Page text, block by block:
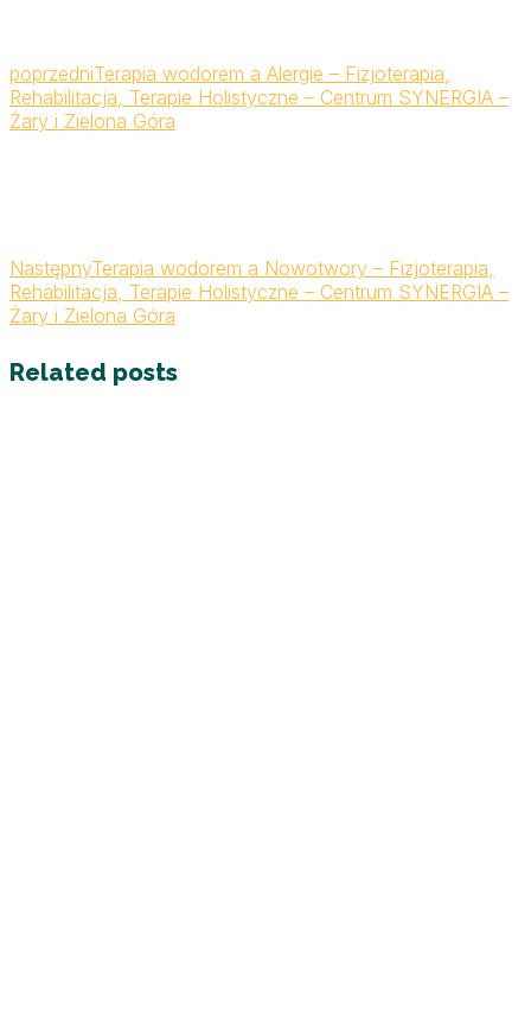
poprzedniTerapia wodorem a Alergie – Fizjoterapia,
Rehabilitacja, Terapie Holistyczne – Centrum SYNERGIA –
Żary i Zielona Góra
NastępnyTerapia wodorem a Nowotwory – Fizjoterapia,
Rehabilitacja, Terapie Holistyczne – Centrum SYNERGIA –
Żary i Zielona Góra
Related posts